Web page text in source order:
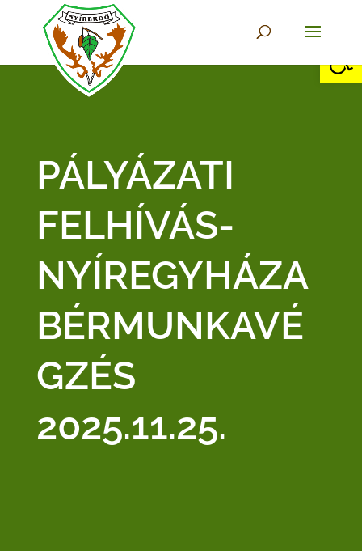
PÁLYÁZATI
FELHÍVÁS-
NYÍREGYHÁZA
BÉRMUNKAVÉ
GZÉS
2025.11.25.